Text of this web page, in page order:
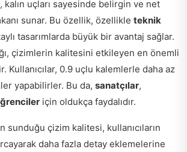
, kalın uçları sayesinde belirgin ve net
sunar. Bu özellik, özellikle teknik
tasarımlarda büyük bir avantaj sağlar.
çizimlerin kalitesini etkileyen en önemli
Kullanıcılar, 0.9 uçlu kalemlerle daha az
yapabilirler. Bu da, sanatçılar,
için oldukça faydalıdır.
sunduğu çizim kalitesi, kullanıcıların
daha fazla detay eklemelerine